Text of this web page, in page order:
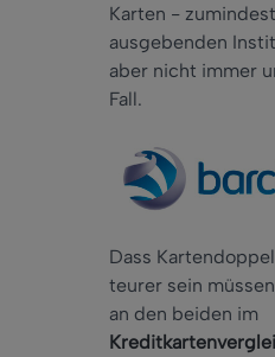
Karten -
ausgebenden
aber nicht immer
Fall.
Dass
teurer sein
an den beiden im